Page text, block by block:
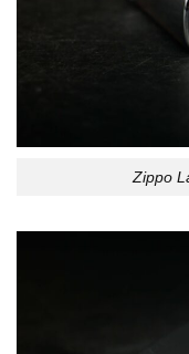
Zippo